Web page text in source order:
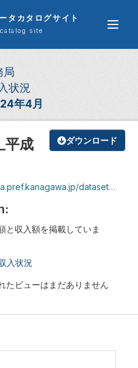
タカタログサイト
site
局
状況
年4月
ダウンロード
平成
resource/2553f5b1-d54e-41d9-92ec-383a923ea96f/download/440852.xls
と収入額を掲載していま
入状況
たビューはまだありません